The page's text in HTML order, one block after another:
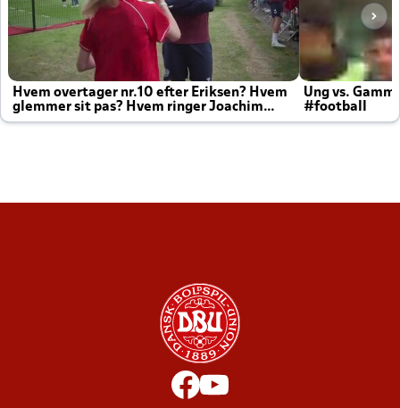
Hvem overtager nr.10 efter Eriksen? Hvem
glemmer sit pas? Hvem ringer Joachim
altid til efter kampe?
Ung vs.
#football